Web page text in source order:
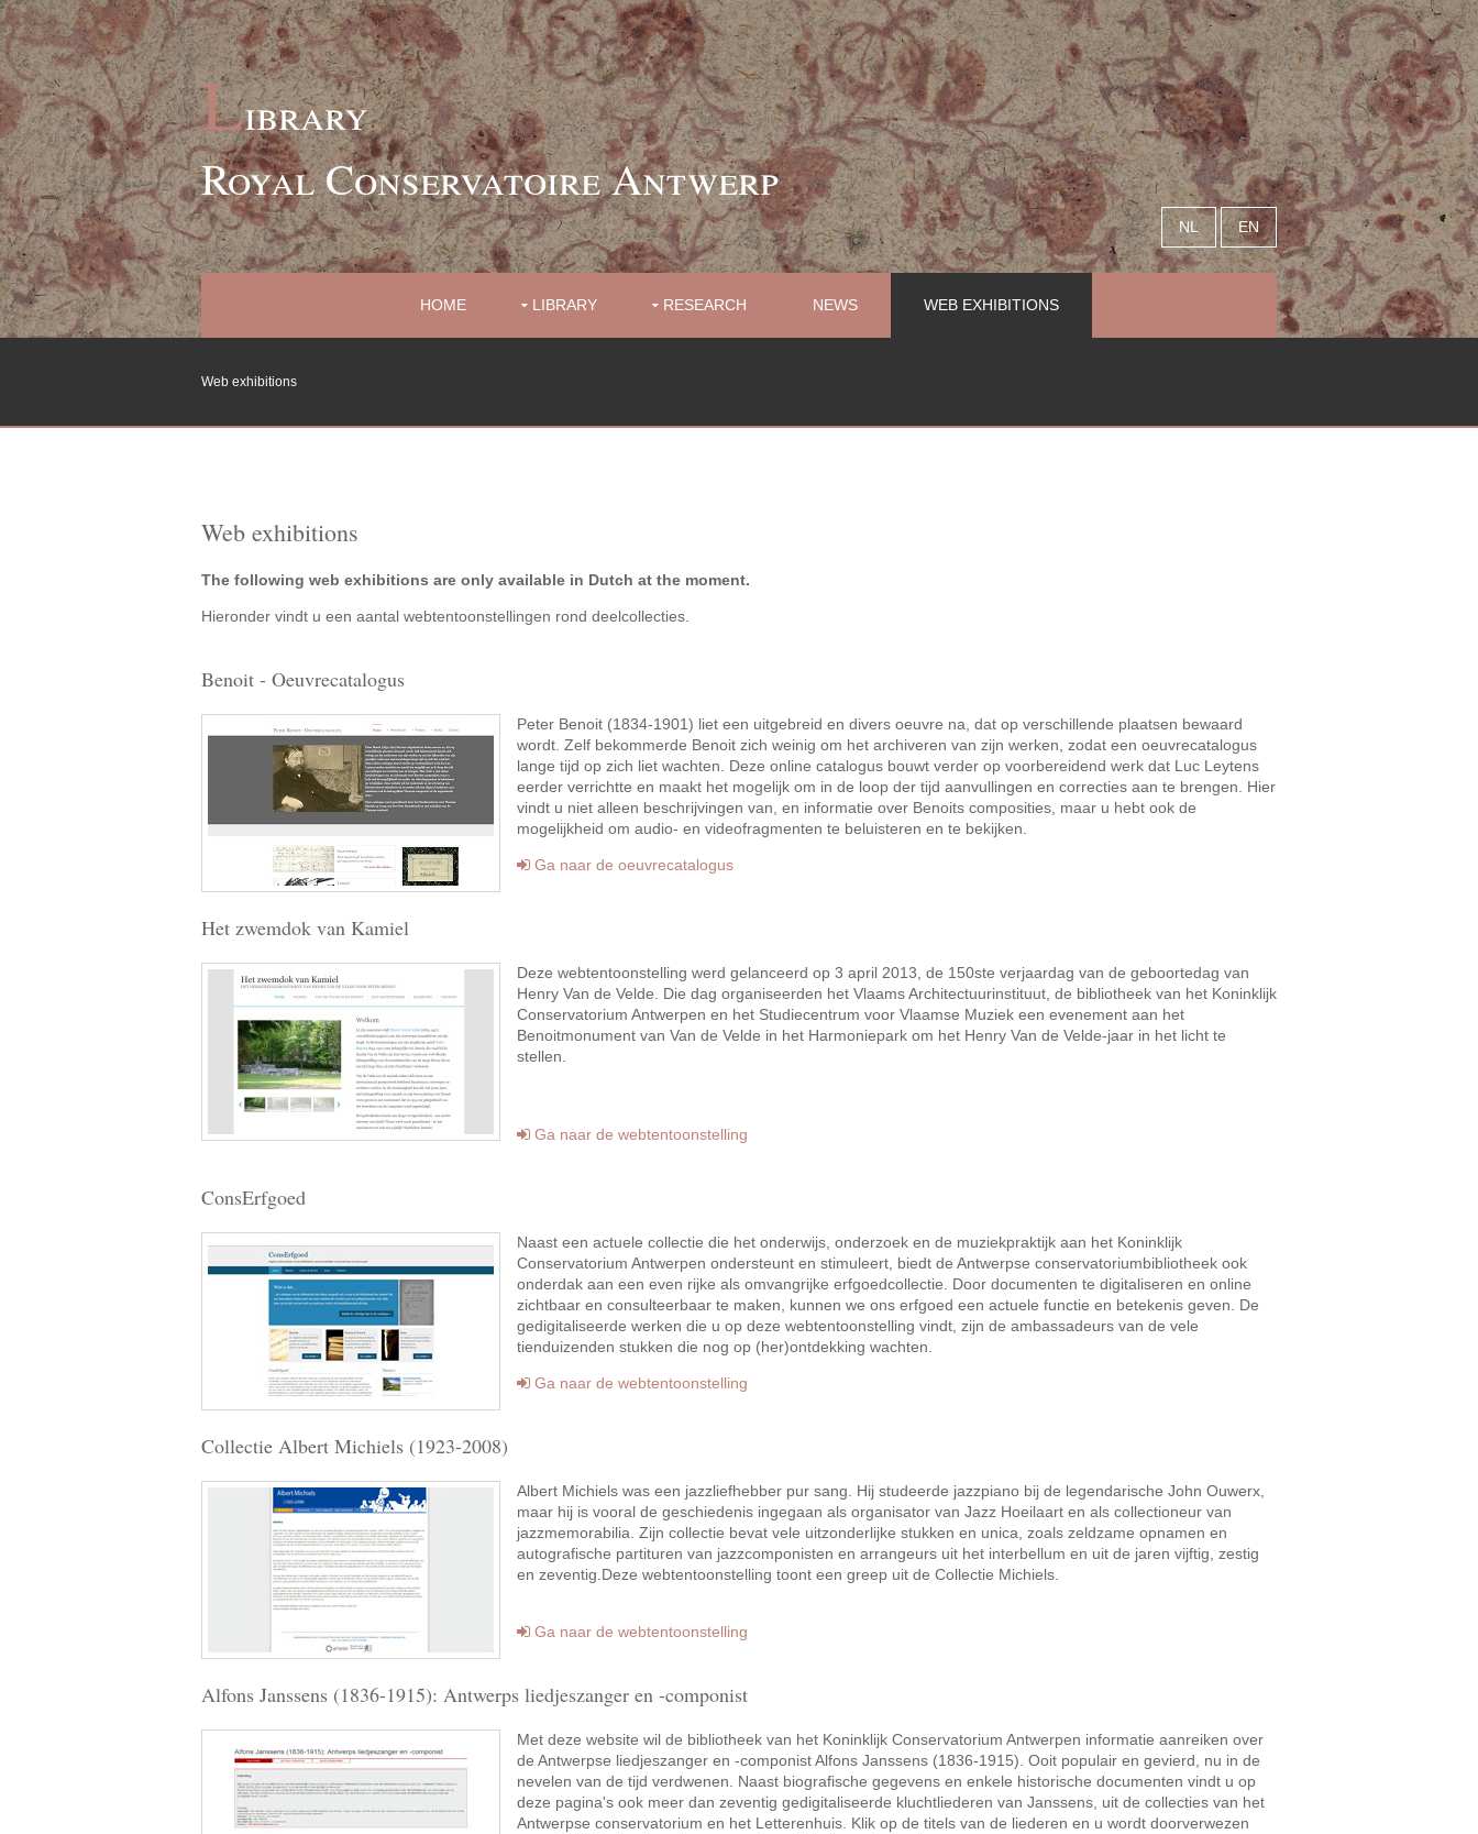
Library
Royal Conservatoire Antwerp
NL EN
HOME LIBRARY RESEARCH NEWS WEB EXHIBITIONS
Web exhibitions
Web exhibitions
The following web exhibitions are only available in Dutch at the moment.
Hieronder vindt u een aantal webtentoonstellingen rond deelcollecties.
Benoit - Oeuvrecatalogus
Peter Benoit (1834-1901) liet een uitgebreid en divers oeuvre na, dat op verschillende plaatsen bewaard
wordt. Zelf bekommerde Benoit zich weinig om het archiveren van zijn werken, zodat een oeuvrecatalogus
lange tijd op zich liet wachten. Deze online catalogus bouwt verder op voorbereidend werk dat Luc Leytens
eerder verrichtte en maakt het mogelijk om in de loop der tijd aanvullingen en correcties aan te brengen. Hier
vindt u niet alleen beschrijvingen van, en informatie over Benoits composities, maar u hebt ook de
mogelijkheid om audio- en videofragmenten te beluisteren en te bekijken.
Ga naar de oeuvrecatalogus
Het zwemdok van Kamiel
Deze webtentoonstelling werd gelanceerd op 3 april 2013, de 150ste verjaardag van de geboortedag van
Henry Van de Velde. Die dag organiseerden het Vlaams Architectuurinstituut, de bibliotheek van het Koninklijk
Conservatorium Antwerpen en het Studiecentrum voor Vlaamse Muziek een evenement aan het
Benoitmonument van Van de Velde in het Harmoniepark om het Henry Van de Velde-jaar in het licht te
stellen.
Ga naar de webtentoonstelling
ConsErfgoed
Naast een actuele collectie die het onderwijs, onderzoek en de muziekpraktijk aan het Koninklijk
Conservatorium Antwerpen ondersteunt en stimuleert, biedt de Antwerpse conservatoriumbibliotheek ook
onderdak aan een even rijke als omvangrijke erfgoedcollectie. Door documenten te digitaliseren en online
zichtbaar en consulteerbaar te maken, kunnen we ons erfgoed een actuele functie en betekenis geven. De
gedigitaliseerde werken die u op deze webtentoonstelling vindt, zijn de ambassadeurs van de vele
tienduizenden stukken die nog op (her)ontdekking wachten.
Ga naar de webtentoonstelling
Collectie Albert Michiels (1923-2008)
Albert Michiels was een jazzliefhebber pur sang. Hij studeerde jazzpiano bij de legendarische John Ouwerx,
maar hij is vooral de geschiedenis ingegaan als organisator van Jazz Hoeilaart en als collectioneur van
jazzmemorabilia. Zijn collectie bevat vele uitzonderlijke stukken en unica, zoals zeldzame opnamen en
autografische partituren van jazzcomponisten en arrangeurs uit het interbellum en uit de jaren vijftig, zestig
en zeventig.Deze webtentoonstelling toont een greep uit de Collectie Michiels.
Ga naar de webtentoonstelling
Alfons Janssens (1836-1915): Antwerps liedjeszanger en -componist
Met deze website wil de bibliotheek van het Koninklijk Conservatorium Antwerpen informatie aanreiken over
de Antwerpse liedjeszanger en -componist Alfons Janssens (1836-1915). Ooit populair en gevierd, nu in de
nevelen van de tijd verdwenen. Naast biografische gegevens en enkele historische documenten vindt u op
deze pagina's ook meer dan zeventig gedigitaliseerde kluchtliederen van Janssens, uit de collecties van het
Antwerpse conservatorium en het Letterenhuis. Klik op de titels van de liederen en u wordt doorverwezen